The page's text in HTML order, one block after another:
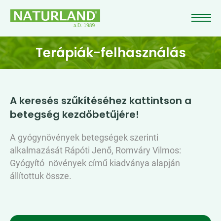
Terápiák-felhasználás
A keresés szűkítéséhez kattintson a
betegség kezdőbetűjére!
A gyógynövények betegségek szerinti
alkalmazását Rápóti Jenő, Romváry Vilmos:
Gyógyító ​növények című kiadványa alapján
állítottuk össze.